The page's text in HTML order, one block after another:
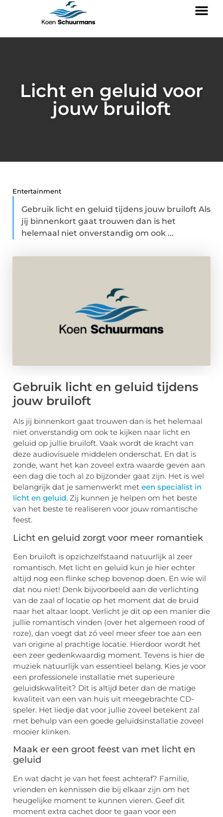
Licht en geluid voor
jouw bruiloft
Entertainment
Gebruik licht en geluid tijdens jouw bruiloft Als
jij binnenkort gaat trouwen dan is het
helemaal niet onverstandig om ook ...
Gebruik licht en geluid tijdens
jouw bruiloft
Als jij binnenkort gaat trouwen dan is het helemaal
niet onverstandig om ook te kijken naar licht en
geluid op jullie bruiloft. Vaak wordt de kracht van
deze audiovisuele middelen onderschat. En dat is
zonde, want het kan zoveel extra waarde geven aan
een dag die toch al zo bijzonder gaat zijn. Het is wel
belangrijk dat je samenwerkt met een specialist in
licht en geluid. Zij kunnen je helpen om het beste
van het beste te realiseren voor jouw romantische
feest.
Licht en geluid zorgt voor meer romantiek
Een bruiloft is opzichzelfstaand natuurlijk al zeer
romantisch. Met licht en geluid kun je hier echter
altijd nog een flinke schep bovenop doen. En wie wil
dat nou niet! Denk bijvoorbeeld aan de verlichting
van de zaal of locatie op het moment dat de bruid
naar het altaar loopt. Verlicht je dit op een manier die
jullie romantisch vinden (over het algemeen rood of
roze), dan voegt dat zó veel meer sfeer toe aan een
van origine al prachtige locatie. Hierdoor wordt het
een zeer gedenkwaardig moment. Tevens is hier de
muziek natuurlijk van essentieel belang. Kies je voor
een professionele installatie met superieure
geluidskwaliteit? Dit is altijd beter dan de matige
kwaliteit van een van huis uit meegebrachte CD-
speler. Het liedje dat voor jullie zoveel betekent zal
met behulp van een goede geluidsinstallatie zoveel
mooier klinken.
Maak er een groot feest van met licht en
geluid
En wat dacht je van het feest achteraf? Familie,
vrienden en kennissen die bij elkaar zijn om het
heugelijke moment te kunnen vieren. Geef dit
moment extra cachet door te gaan voor een